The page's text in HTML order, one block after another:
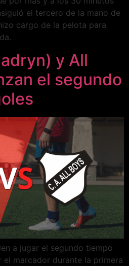
el tercero de la mano de
cargo de la pelota para
y All
el segundo
a jugar el segundo tiempo
marcador durante la primera